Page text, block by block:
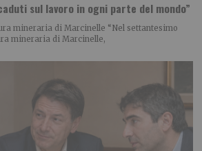
sul lavoro in ogni parte del mondo”
mineraria di Marcinelle “Nel settantesimo
mineraria di Marcinelle,